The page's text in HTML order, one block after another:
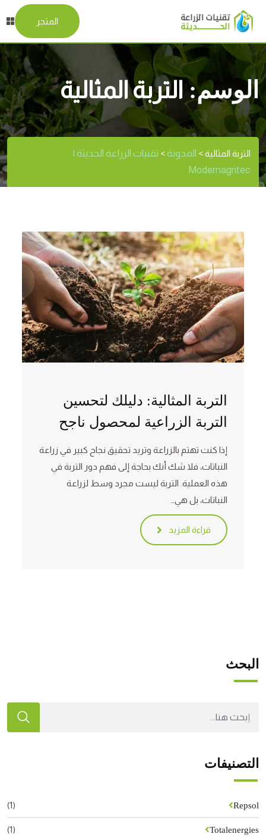
المتجر
الوسم:التربة المثالية
التربة المثالية> المدونة> تقنيات الزراعة الحديثة |
Modernagritec
التربة المثالية: دليلك لتحسين
التربة الزراعية لمحصول ناجح
إذا كنت تهتم بالزراعة وتريد تحقيق نجاح كبير في زراعة
النباتات، فلا شك أنك بحاجة إلى فهم دور التربة في
هذه العملية. التربة ليست مجرد وسط لزراعة
النباتات، بل هي…
قراءة المزيد
البحث
التصنيفات
Repsol
(1)
Totalenergies
(1)